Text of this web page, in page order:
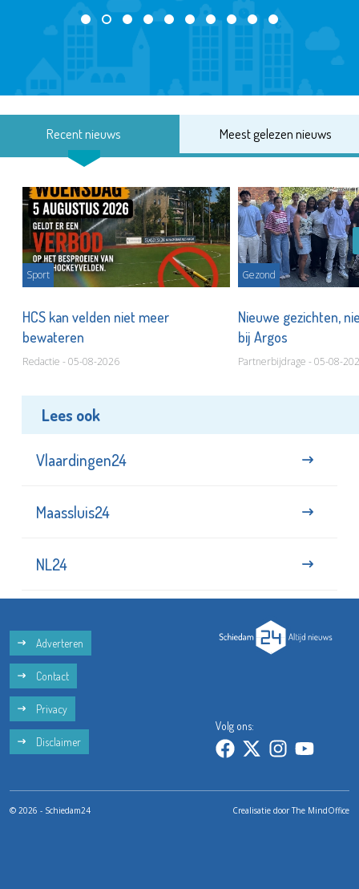
Recent nieuws Meest gelezen nieuws
Sport
HCS kan velden niet meer
bewateren
Redactie - 05-08-2026
Gezond
Nieuwe gezichten,
bij Argos
Partnerbijdrage - 05-08-
Lees ook
Vlaardingen24
Maassluis24
NL24
Adverteren
Contact
Privacy
Disclaimer
Volg ons:
© 2026 - Schiedam24 Crealisatie doorThe MindOffice